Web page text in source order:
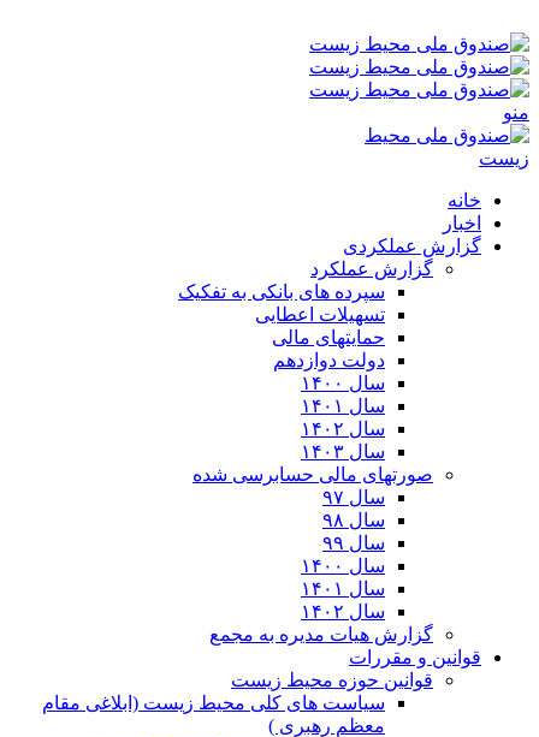
منو
خانه
اخبار
گزارش عملکردی
گزارش عملکرد
سپرده های بانکی به تفکیک
تسهیلات اعطایی
حمایتهای مالی
دولت دوازدهم
سال ۱۴۰۰
سال ۱۴۰۱
سال ۱۴۰۲
سال ۱۴۰۳
صورتهای مالی حسابرسی شده
سال ۹۷
سال ۹۸
سال ۹۹
سال ۱۴۰۰
سال ۱۴۰۱
سال ۱۴۰۲
گزارش هیات مدیره به مجمع
قوانین و مقررات
قوانین حوزه محیط زیست
ﺳﯿﺎﺳﺖ ﻫﺎی ﮐﻠﯽ ﻣﺤﯿﻂ زﯾﺴﺖ (ابلاغی مقام
معظم رهبری )